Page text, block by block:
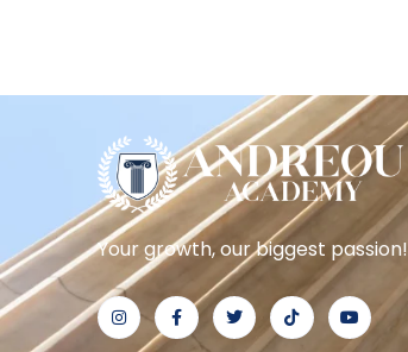
Your growth, our biggest passion!